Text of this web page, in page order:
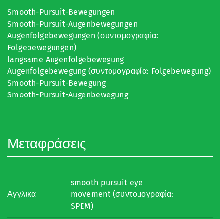
Smooth-Pursuit-Bewegungen
Smooth-Pursuit-Augenbewegungen
Augenfolgebewegungen (συντομογραφία:
Folgebewegungen)
langsame Augenfolgebewegung
Augenfolgebewegung (συντομογραφία: Folgebewegung)
Smooth-Pursuit-Bewegung
Smooth-Pursuit-Augenbewegung
Μεταφράσεις
Αγγλικα
smooth pursuit eye
movement (συντομογραφία:
SPEM)